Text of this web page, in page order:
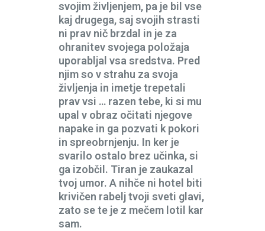
svojim življenjem, pa je bil vse
kaj drugega, saj svojih strasti
ni prav nič brzdal in je za
ohranitev svojega položaja
uporabljal vsa sredstva. Pred
njim so v strahu za svoja
življenja in imetje trepetali
prav vsi … razen tebe, ki si mu
upal v obraz očitati njegove
napake in ga pozvati k pokori
in spreobrnjenju. In ker je
svarilo ostalo brez učinka, si
ga izobčil. Tiran je zaukazal
tvoj umor. A nihče ni hotel biti
krivičen rabelj tvoji sveti glavi,
zato se te je z mečem lotil kar
sam.